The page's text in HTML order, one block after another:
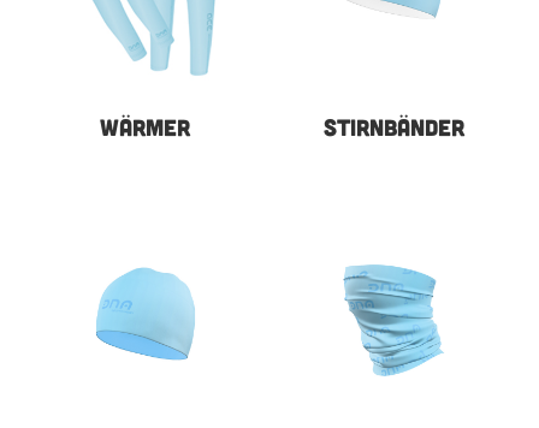
WÄRMER STIRNBÄNDER